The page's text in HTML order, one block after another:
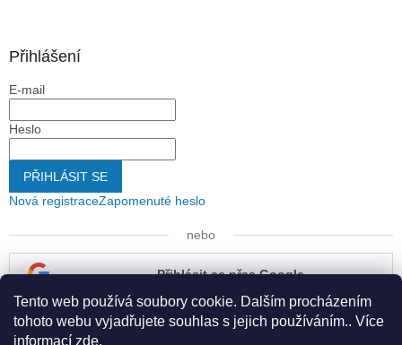
Tento web používá soubory cookie. Dalším procházením
tohoto webu vyjadřujete souhlas s jejich používáním.. Více
informací zde.
Přihlášení
E-mail
Heslo
PŘIHLÁSIT SE
Nová registraceZapomenuté heslo
nebo
Přihlásit se přes Google
Přihlásit se přes Seznam